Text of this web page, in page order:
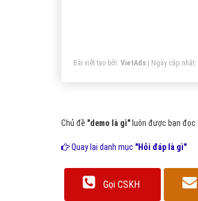
Bài viết tạo bởi: VietAds | Ngày cập nhật:
Chủ đề "demo là gì" luôn được bạn
Quay lại danh mục "Hỏi đáp là gì"
Gọi CSKH